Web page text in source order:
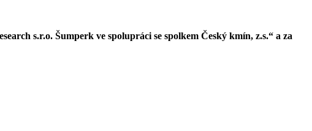
s.r.o. Šumperk ve spolupráci se spolkem Český kmín, z.s.“ a za